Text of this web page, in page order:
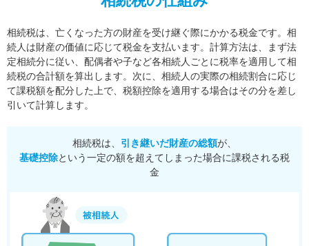
相続税は、亡くなった方の財産を受け継ぐ際にかかる税金です。相
続人は財産の価値に応じて税金を支払います。 計算方法は、まず法
定相続分に従い、配偶者や子など各相続人ごとに税率を適用して相
続税の合計額を算出します。 次に、相続人の実際の相続割合に応じ
て課税額を配分した上で、税額控除を適用する場合はその分を差し
引いて計算します。
相続税は、 引き継いだ財産の総額が、
基礎控除という一定の額を超えてしまった場合に課税される税
金